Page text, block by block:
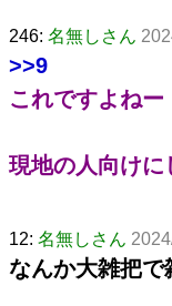
246: 名無しさん
>>9
これですよねー
現地の人向けに
12: 名無しさん
なんか大雑把で